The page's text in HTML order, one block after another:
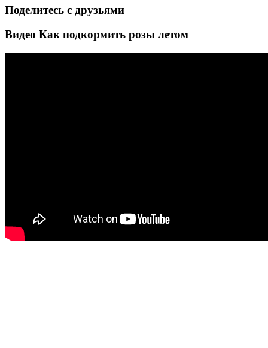
Поделитесь с друзьями
Видео Как подкормить розы летом